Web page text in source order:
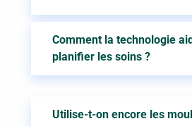
Comment la technologie
planifier les soins ?
Utilise-t-on encore les